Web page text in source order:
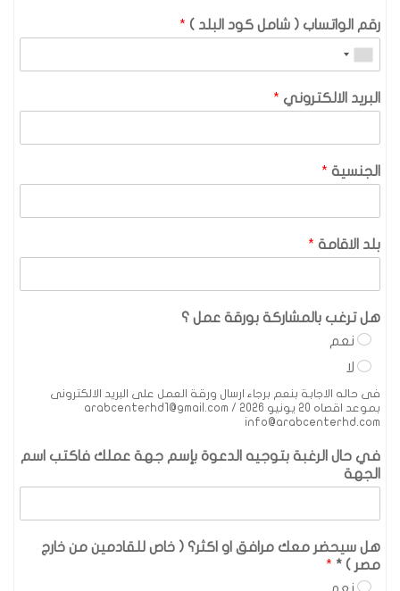
رقم الواتساب ( شامل كود البلد ) *
البريد الالكتروني *
الجنسية *
بلد الاقامة *
هل ترغب بالمشاركة بورقة عمل ؟
نعم
لا
فى حاله الاجابة بنعم برجاء ارسال ورقة العمل على البريد الالكترونى
بموعد اقصاه 20 يونيو 2026 arabcenterhd1@gmail.com /
info@arabcenterhd.com
في حال الرغبة بتوجيه الدعوة بإسم جهة عملك فاكتب اسم
الجهة
هل سيحضر معك مرافق او اكثر؟ ( خاص للقادمين من خارج
مصر ) * *